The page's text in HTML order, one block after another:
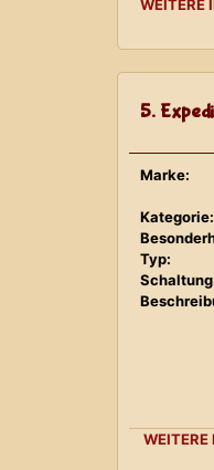
WEITERE
5.
Marke:
Kategorie:
Typ:
WEITERE